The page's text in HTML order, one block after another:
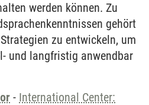
werden können. Zu
gehört
zu entwickeln, um
und langfristig anwendbar
- International Center: